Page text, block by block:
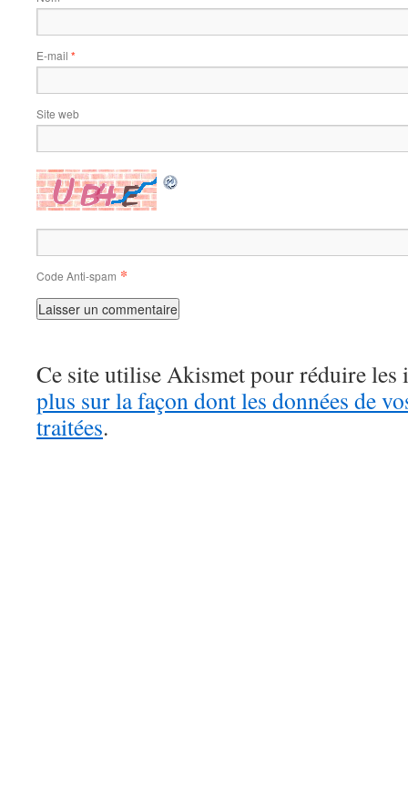
E-mail *
Site web
Code Anti-spam *
Ce site utilise Akismet pour réduire les
plus sur la façon dont les données de
traitées.